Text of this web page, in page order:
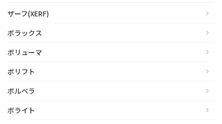
ザーフ(XERF)
ボラックス
ボリューマ
ボリフト
ボルベラ
ボライト